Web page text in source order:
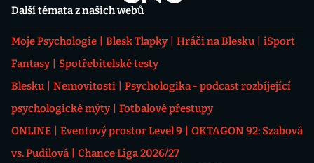
Další témata z našich webů
Moje Psychologie Blesk Tlapky Hráči na Blesku
iSport
Fantasy
Spotřebitelské testy
Blesku
Nemovitosti
Psychologika - podcast rozbíjející
psychologické mýty
Fotbalové přestupy
ONLINE
Eventový prostor Level 9
OKTAGON 92: Szabová
vs. Pudilová
Chance Liga 2026/27